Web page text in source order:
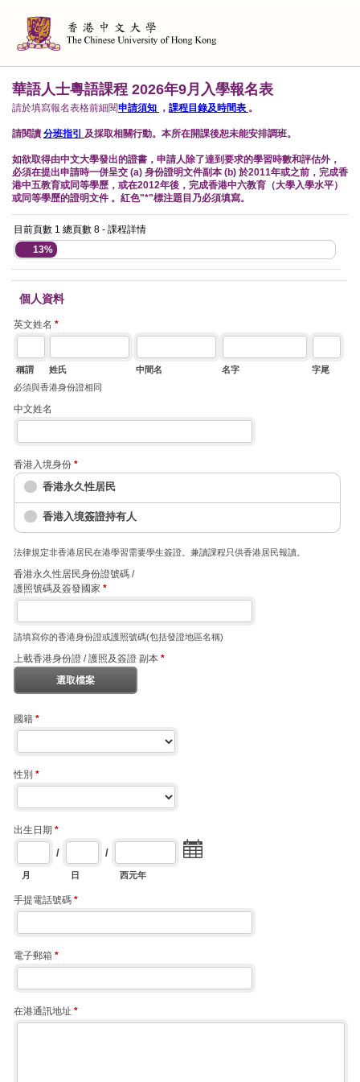
華語人士粵語課程 2026年9月入學報名表
請於填寫報名表格前細閱申請須知 ， 課程目錄及時間表 。
請閱讀 分班指引 及採取相關行動。本所在開課後恕未能安排調班。
如欲取得由中文大學發出的證書，申請人除了達到要求的學習時數和評估外，
必須在提出申請時一併呈交 (a) 身份證明文件副本 (b) 於2011年或之前，完成香
港中五教育或同等學歷，或在2012年後，完成香港中六教育（大學入學水平）
或同等學歷的證明文件 。紅色"*"標注題目乃必須填寫。
目前頁數 1 總頁數 8 - 課程詳情
13%
個人資料
英文姓名 *
稱謂 姓氏 中間名 名字
字尾
必須與香港身份證相同
中文姓名
香港入境身份 *
香港永久性居民
香港入境簽證持有人
法律規定非香港居民在港學習需要學生簽證。兼讀課程只供香港居民報讀。
香港永久性居民身份證號碼 /
護照號碼及簽發國家 *
請填寫你的香港身份證或護照號碼(包括發證地區名稱)
上載香港身份證 / 護照及簽證 副本 *
選取檔案
國籍 *
性別 *
出生日期 *
/
月
/
日 西元年
手提電話號碼 *
電子郵箱 *
在港通訊地址 *